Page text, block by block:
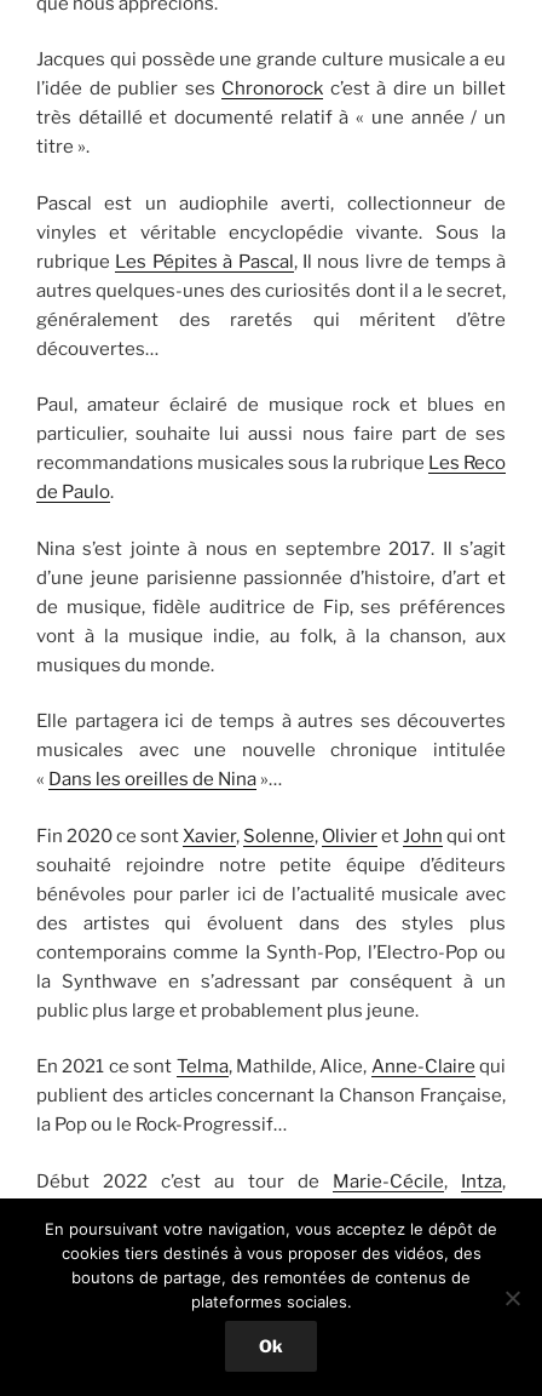
Jacques qui possède une grande culture musicale a eu
l’idée de publier ses Chronorock c’est à dire un billet
très détaillé et documenté relatif à « une année / un
titre ».
Pascal est un audiophile averti, collectionneur de
vinyles et véritable encyclopédie vivante. Sous la
rubrique Les Pépites à Pascal, Il nous livre de temps à
autres quelques-unes des curiosités dont il a le secret,
généralement des raretés qui méritent d’être
découvertes…
Paul, amateur éclairé de musique rock et blues en
particulier, souhaite lui aussi nous faire part de ses
recommandations musicales sous la rubrique Les Reco
de Paulo.
Nina s’est jointe à nous en septembre 2017. Il s’agit
d’une jeune parisienne passionnée d’histoire, d’art et
de musique, fidèle auditrice de Fip, ses préférences
vont à la musique indie, au folk, à la chanson, aux
musiques du monde.
Elle partagera ici de temps à autres ses découvertes
musicales avec une nouvelle chronique intitulée
« Dans les oreilles de Nina »…
Fin 2020 ce sont Xavier, Solenne, Olivieret John qui ont
souhaité rejoindre notre petite équipe d’éditeurs
bénévoles pour parler ici de l’actualité musicale avec
des artistes qui évoluent dans des styles plus
contemporains comme la Synth-Pop, l’Electro-Pop ou
la Synthwave en s’adressant par conséquent à un
public plus large et probablement plus jeune.
En 2021 ce sont Telma, Mathilde, Alice, Anne-Claire qui
publient des articles concernant la Chanson Française,
la Pop ou le Rock-Progressif…
Début 2022 c’est au tour de Marie-Cécile, Intza,
notre équipe rédactionnelle et de lui apporter un
regard neuf sur l’actualité musicale.
Victor,Emmanuelle
qui ont souhaité apporter leur pierre à
En poursuivant votre navigation, vous acceptez le dépôt de
cookies tiers destinés à vous proposer des vidéos, des
boutons de partage, des remontées de contenus de
plateformes sociales.
Ok